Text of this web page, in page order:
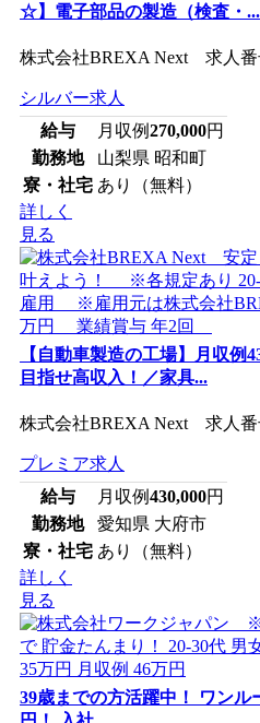
☆】電子部品の製造（検査・...
株式会社BREXA Next 求人番
シルバー求人
給与
月収例270,000円
勤務地
山梨県 昭和町
寮・社宅 あり（無料）
詳しく
見る
【自動車製造の工場】月収例
目指せ高収入！／家具...
株式会社BREXA Next 求人番
プレミア求人
給与
月収例430,000円
勤務地
愛知県 大府市
寮・社宅 あり（無料）
詳しく
見る
39歳までの方活躍中！ ワンル